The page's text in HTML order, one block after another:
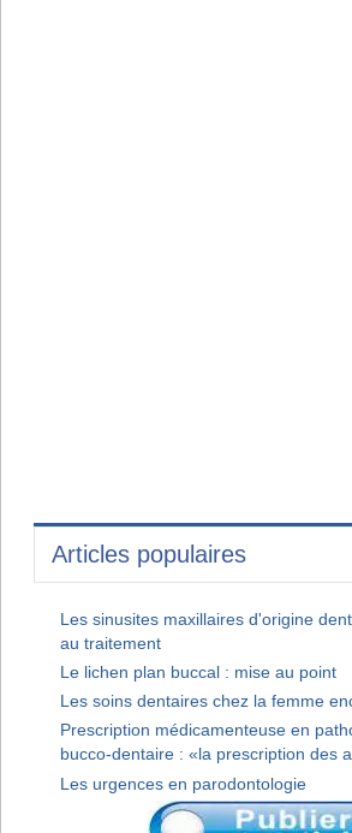
Articles populaires
Les sinusites maxillaires d'origine
au traitement
Le lichen plan buccal : mise au point
Les soins dentaires chez la femme
Prescription médicamenteuse en
bucco-dentaire : «la prescription des
Les urgences en parodontologie